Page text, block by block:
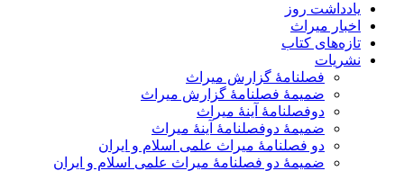
یادداشت روز
اخبار میراث
تازه‌های کتاب
نشریات
فصلنامۀ گزارش میراث
ضمیمۀ فصلنامۀ گزارش میراث
دوفصلنامۀ آینۀ میراث
ضمیمۀ دوفصلنامۀ آینۀ میراث
دو فصلنامۀ میراث علمی اسلام و ایران
ضمیمۀ دو فصلنامۀ میراث علمی اسلام و ایران